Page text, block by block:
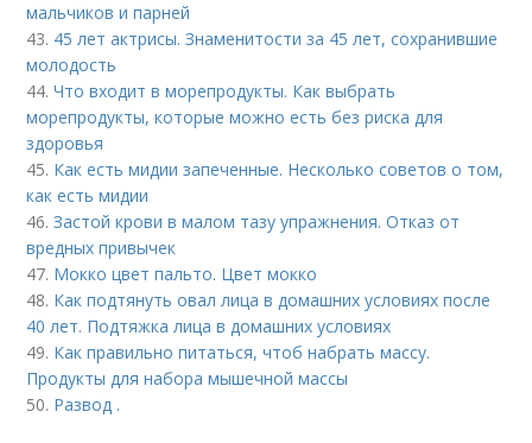
мальчиков и парней
43. 45 лет актрисы. Знаменитости за 45 лет, сохранившие
молодость
44.Что входит в морепродукты. Как выбрать
морепродукты, которые можно есть без риска для
здоровья
45. Как есть мидии запеченные. Несколько советов о том,
как есть мидии
46.Застой крови в малом тазу упражнения. Отказ от
вредных привычек
47. Мокко цвет пальто. Цвет мокко
48. Как подтянуть овал лица в домашних условиях после
40 лет. Подтяжка лица в домашних условиях
49. Как правильно питаться, чтоб набрать массу.
Продукты для набора мышечной массы
50. Развод .